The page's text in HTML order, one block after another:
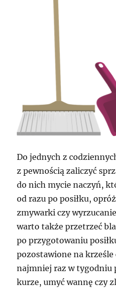
Do jednych z
z pewnością zaliczyć
do nich mycie naczyń,
od razu po posiłku,
zmywarki czy
warto także przetrzeć
po przygotowaniu
pozostawione na krześle
najmniej raz w tygodniu
kurze, umyć wannę czy